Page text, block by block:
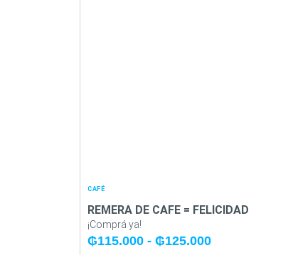
CAFÉ
REMERA DE CAFE = FELICIDAD
¡Comprá ya!
₲115.000 - ₲125.000